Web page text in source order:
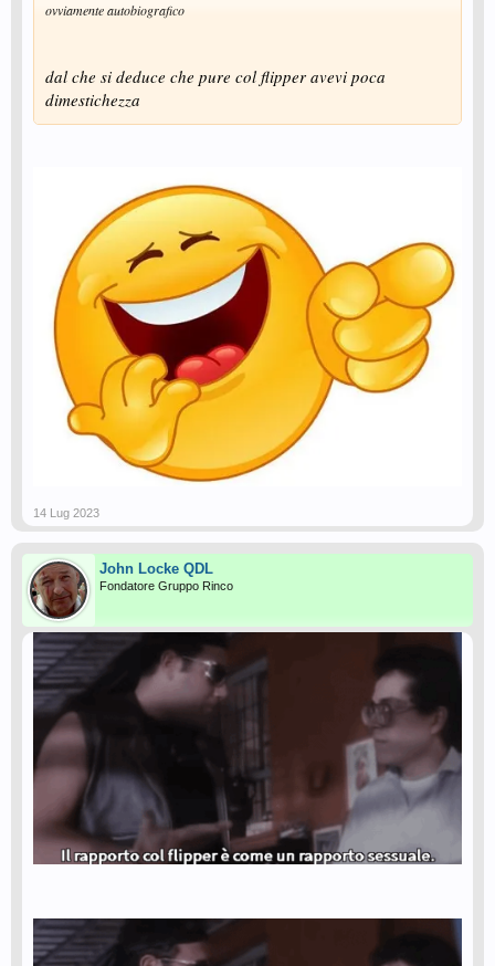
ovviamente autobiografico
dal che si deduce che pure col flipper avevi poca
dimestichezza
14 Lug 2023
John Locke QDL
Fondatore Gruppo Rinco